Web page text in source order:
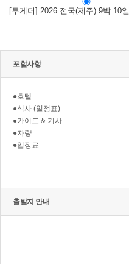
[투게더] 2026 전국(제주) 9박 10일
포함사항
●호텔
●식사 (일정표)
●가이드 & 기사
●차량
●입장료
출발지 안내